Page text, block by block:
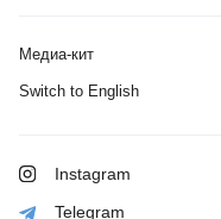
Медиа-кит
Switch to English
Instagram
Telegram